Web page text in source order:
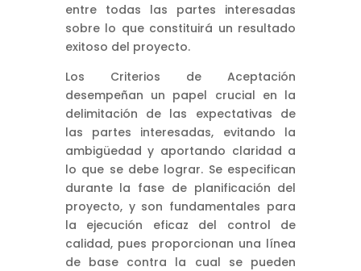
entre todas las partes interesadas
sobre lo que constituirá un resultado
exitoso del proyecto.
Los Criterios de Aceptación
desempeñan un papel crucial en la
delimitación de las expectativas de
las partes interesadas, evitando la
ambigüedad y aportando claridad a
lo que se debe lograr. Se especifican
durante la fase de planificación del
proyecto, y son fundamentales para
la ejecución eficaz del control de
calidad, pues proporcionan una línea
de base contra la cual se pueden